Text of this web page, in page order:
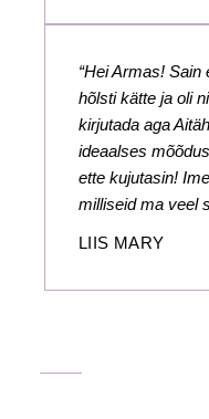
“Hei Armas!
hõlsti kätte ja oli
kirjutada aga
ideaalses
ette kujutasin!
milliseid ma veel
LIIS MARY